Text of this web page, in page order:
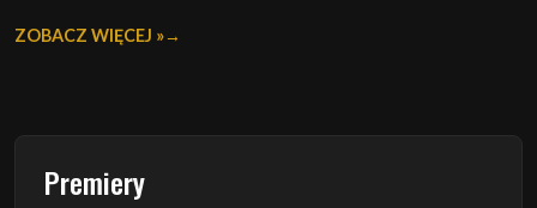
ZOBACZ WIĘCEJ »
Premiery